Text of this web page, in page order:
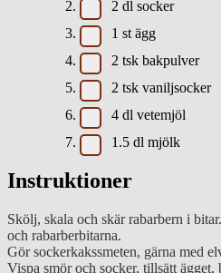
2 dl socker
1 st ägg
2 tsk bakpulver
2 tsk vaniljsocker
4 dl vetemjöl
1.5 dl mjölk
Instruktioner
Skölj, skala och skär rabarbern i
och rabarberbitarna.
Gör sockerkakssmeten, gärna med
Vispa smör och socker, tillsätt